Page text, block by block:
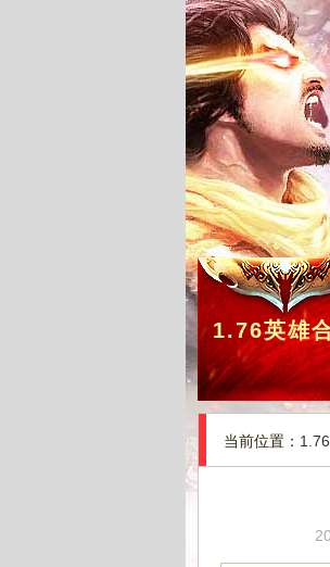
1.76英雄
当前位置：